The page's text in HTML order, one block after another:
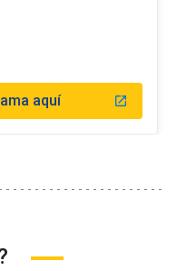
aquí launch